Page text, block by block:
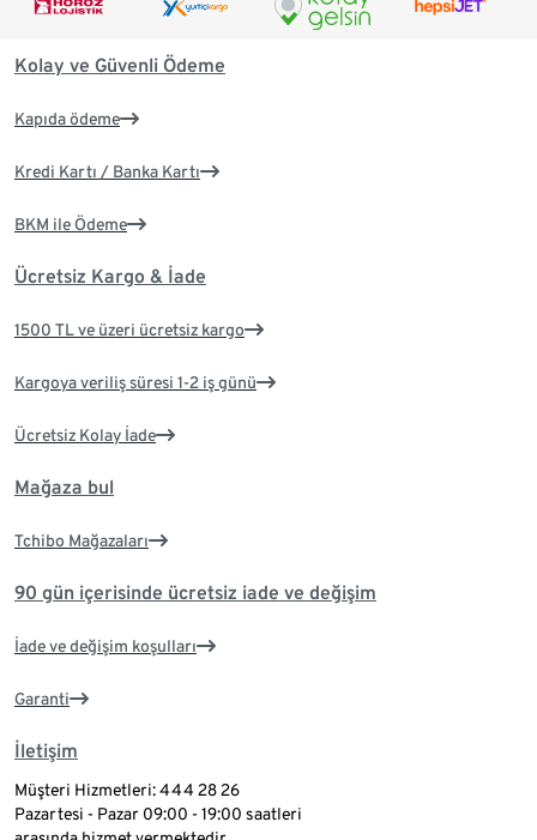
Kolay ve Güvenli Ödeme
Kapıda ödeme
Kredi Kartı / Banka Kartı
BKM ile Ödeme
Ücretsiz Kargo & İade
1500 TL ve üzeri ücretsiz kargo
Kargoya veriliş süresi 1-2 iş günü
Ücretsiz Kolay İade
Mağaza bul
Tchibo Mağazaları
90 gün içerisinde ücretsiz iade ve değişim
İade ve değişim koşulları
Garanti
İletişim
Müşteri Hizmetleri: 444 28 26
Pazartesi - Pazar 09:00 - 19:00 saatleri